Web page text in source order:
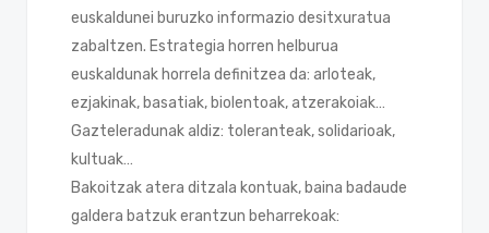
euskaldunei buruzko informazio desitxuratua
zabaltzen. Estrategia horren helburua
euskaldunak horrela definitzea da: arloteak,
ezjakinak, basatiak, biolentoak, atzerakoiak…
Gazteleradunak aldiz: toleranteak, solidarioak,
kultuak…
Bakoitzak atera ditzala kontuak, baina badaude
galdera batzuk erantzun beharrekoak: